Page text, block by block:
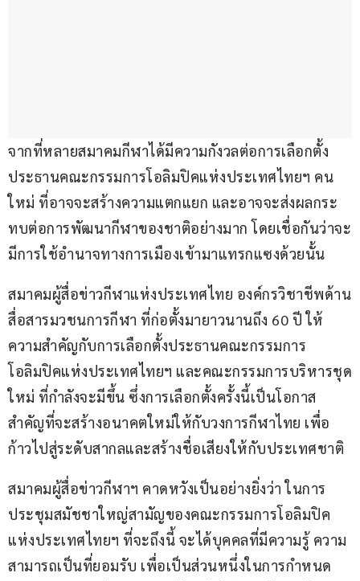
จากที่หลายสมาคมกีฬาได้มีความกังวลต่อการเลือกตั้ง
ประธานคณะกรรมการโอลิมปิคแห่งประเทศไทยฯ คน
ใหม่ ที่อาจจะสร้างความแตกแยก และอาจจะส่งผลกระ
ทบต่อการพัฒนากีฬาของชาติอย่างมาก โดยเชื่อกันว่าจะ
มีการใช้อำนาจทางการเมืองเข้ามาแทรกแซงด้วยนั้น
สมาคมผู้สื่อข่าวกีฬาแห่งประเทศไทย องค์กรวิชาชีพด้าน
สื่อสารมวชนการกีฬา ที่ก่อตั้งมายาวนานถึง 60 ปี ให้
ความสำคัญกับการเลือกตั้งประธานคณะกรรมการ
โอลิมปิคแห่งประเทศไทยฯ และคณะกรรมการบริหารชุด
ใหม่ ที่กำลังจะมีขึ้น ซึ่งการเลือกตั้งครั้งนี้เป็นโอกาส
สำคัญที่จะสร้างอนาคตใหม่ให้กับวงการกีฬาไทย เพื่อ
ก้าวไปสู่ระดับสากลและสร้างชื่อเสียงให้กับประเทศชาติ
สมาคมผู้สื่อข่าวกีฬาฯ คาดหวังเป็นอย่างยิ่งว่า ในการ
ประชุมสมัชชาใหญ่สามัญของคณะกรรมการโอลิมปิค
แห่งประเทศไทยฯ ที่จะถึงนี้ จะได้บุคคลที่มีความรู้ ความ
สามารถเป็นที่ยอมรับ เพื่อเป็นส่วนหนึ่งในการกำหนด